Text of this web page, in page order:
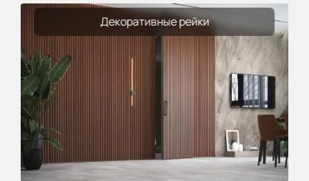
Декоративные рейки